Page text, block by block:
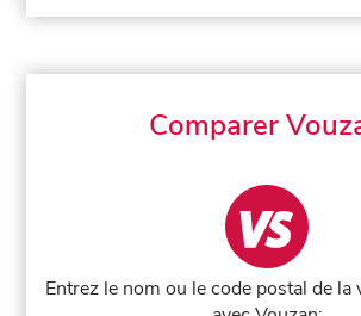
Comparer
Entrez le nom ou le code postal de la